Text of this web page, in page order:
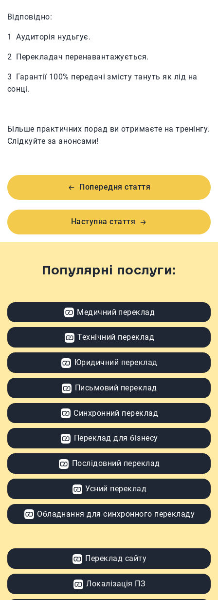
Відповідно:
1 Аудиторія нудьгує.
2 Перекладач перенавантажується.
3 Гарантії 100% передачі змісту тануть як лід на
сонці.
Більше практичних порад ви отримаєте на тренінгу.
Слідкуйте за анонсами!
Попередня стаття
Наступна стаття
Популярні послуги:
Медичний переклад
Технічний переклад
Юридичний переклад
Письмовий переклад
Синхронний переклад
Переклад для бізнесу
Послідовний переклад
Усний переклад
Обладнання для синхронного перекладу
Переклад сайту
Локалізація ПЗ